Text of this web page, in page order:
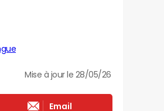
Mise à jour le 28/05/26
Email